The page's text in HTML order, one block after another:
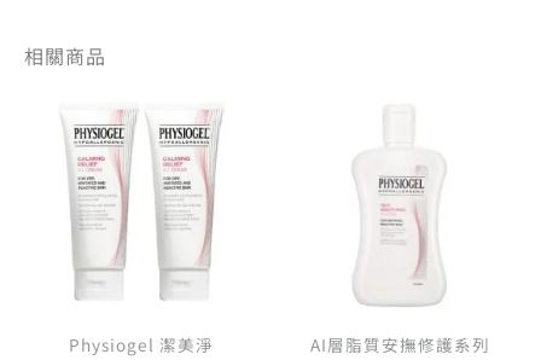
相關商品
Physiogel 潔美淨
始
價
格：
NT$ 2,200。 NT$ 1,672。
AI層脂質安撫修護系列
原
價
格：
NT$ 1,100